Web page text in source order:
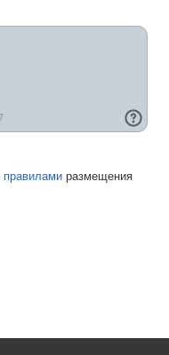
правилами размещения